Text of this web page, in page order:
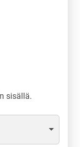
sisällä.